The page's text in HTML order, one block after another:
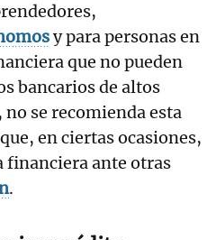
y para personas en
que no pueden
bancarios de altos
se recomienda esta
en ciertas ocasiones,
financiera ante otras
.